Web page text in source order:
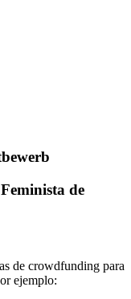
de
de crowdfunding para
ejemplo: